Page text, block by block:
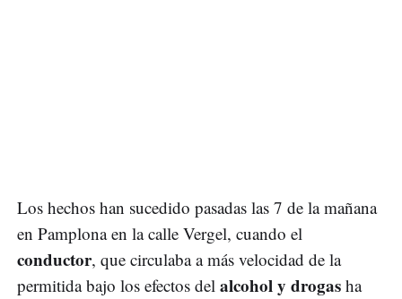
Los hechos han sucedido pasadas las 7 de la mañana
en Pamplona en la calle Vergel, cuando el
conductor, que circulaba a más velocidad de la
permitida bajo los efectos del alcohol y drogas ha